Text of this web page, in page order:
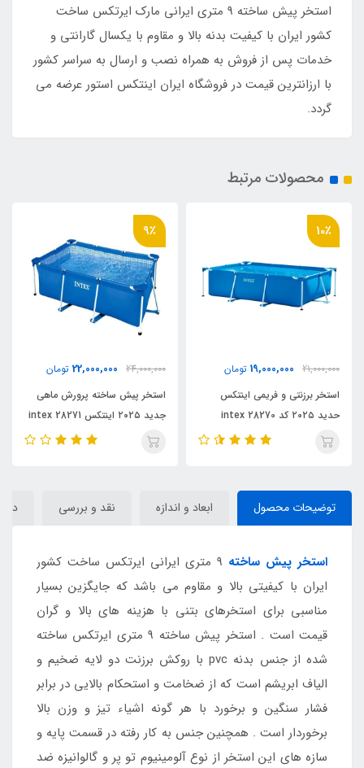
استخر پیش ساخته 9 متری ایرانی مارک ایرتکس ساخت
کشور ایران با کیفیت بدنه بالا و مقاوم با یکسال گارانتی و
خدمات پس از فروش به همراه نصب و ارسال به سراسر کشور
با ارزانترین قیمت در فروشگاه ایران اینتکس استور عرضه می
گردد.
محصولات مرتبط
24,000,000
22,000,000
استخر پیش ساخته پرورش ماهی
جدید ۲۰۲۵ اینتکس intex 28271
32,000,000
30,000,000
استخر پیش ساخته فریمی
intex 28272 جدید ۲۰۲۵
توضیحات محصول ابعاد و اندازه نقد و بررسی
استخر پیش ساخته
9 متری ایرانی ایرتکس ساخت کشور
ایران با کیفیتی بالا و مقاوم می باشد که جایگزین بسیار
مناسبی برای استخرهای بتنی با هزینه های بالا و گران
قیمت است . استخر پیش ساخته 9 متری ایرتکس ساخته
شده از جنس بدنه pvc با روکش برزنت دو لایه ضخیم و
الیاف ابریشم است که از ضخامت و استحکام بالایی در برابر
فشار سنگین و برخورد با هر گونه اشیاء تیز و وزن بالا
برخوردار است . همچنین جنس به کار رفته در قسمت پایه و
سازه های این استخر از نوع آلومینیوم تو پر و گالوانیزه ضد